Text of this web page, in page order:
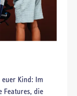
Kind: Im
Features, die